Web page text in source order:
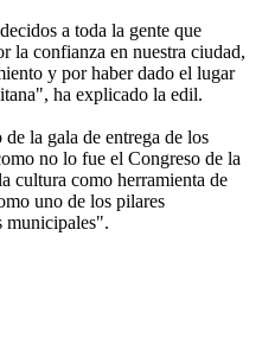
a toda la gente que
la confianza en nuestra ciudad,
y por haber dado el lugar
ha explicado la edil.
la gala de entrega de los
no lo fue el Congreso de la
cultura como herramienta de
uno de los pilares
municipales".